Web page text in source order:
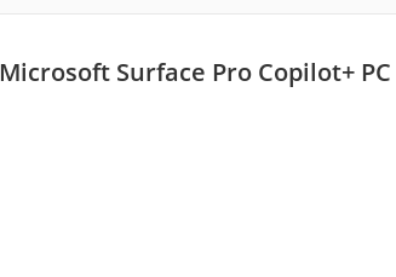
Microsoft Surface Pro Copilot+ PC